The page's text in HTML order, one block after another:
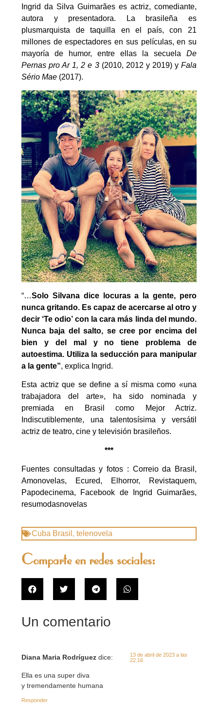
Ingrid da Silva Guimarães es actriz, comediante,
autora y presentadora. La brasileña es
plusmarquista de taquilla en el país, con 21
millones de espectadores en sus películas, en su
mayoría de humor, entre ellas la secuela De
Pernas pro Ar 1, 2 e 3(2010, 2012 y 2019) y Fala
Sério Mae (2017).
“…Solo Silvana dice locuras a la gente, pero
nunca gritando. Es capaz de acercarse al otro y
decir ‘Te odio’ con la cara más linda del mundo.
Nunca baja del salto, se cree por encima del
bien y del mal y no tiene problema de
autoestima. Utiliza la seducción para manipular
a la gente”, explica Ingrid.
Esta actriz que se define a sí misma como «una
trabajadora del arte», ha sido nominada y
premiada en Brasil como Mejor Actriz.
Indiscutiblemente, una talentosísima y versátil
actriz de teatro, cine y televisión brasileños.
***
Fuentes consultadas y fotos : Correio da Brasil,
Amonovelas, Ecured, Elhorror, Revistaquem,
Papodecinema, Facebook de Ingrid Guimarães,
resumodasnovelas
Cuba Brasil , telenovela
Comparte en redes sociales:
Un comentario
Diana Maria Rodríguez dice:
13 de abril de 2023 a las
22:16
Ella es una super diva
y tremendamente humana
Responder